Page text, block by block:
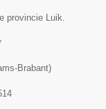
provincie Luik.
Brabant)